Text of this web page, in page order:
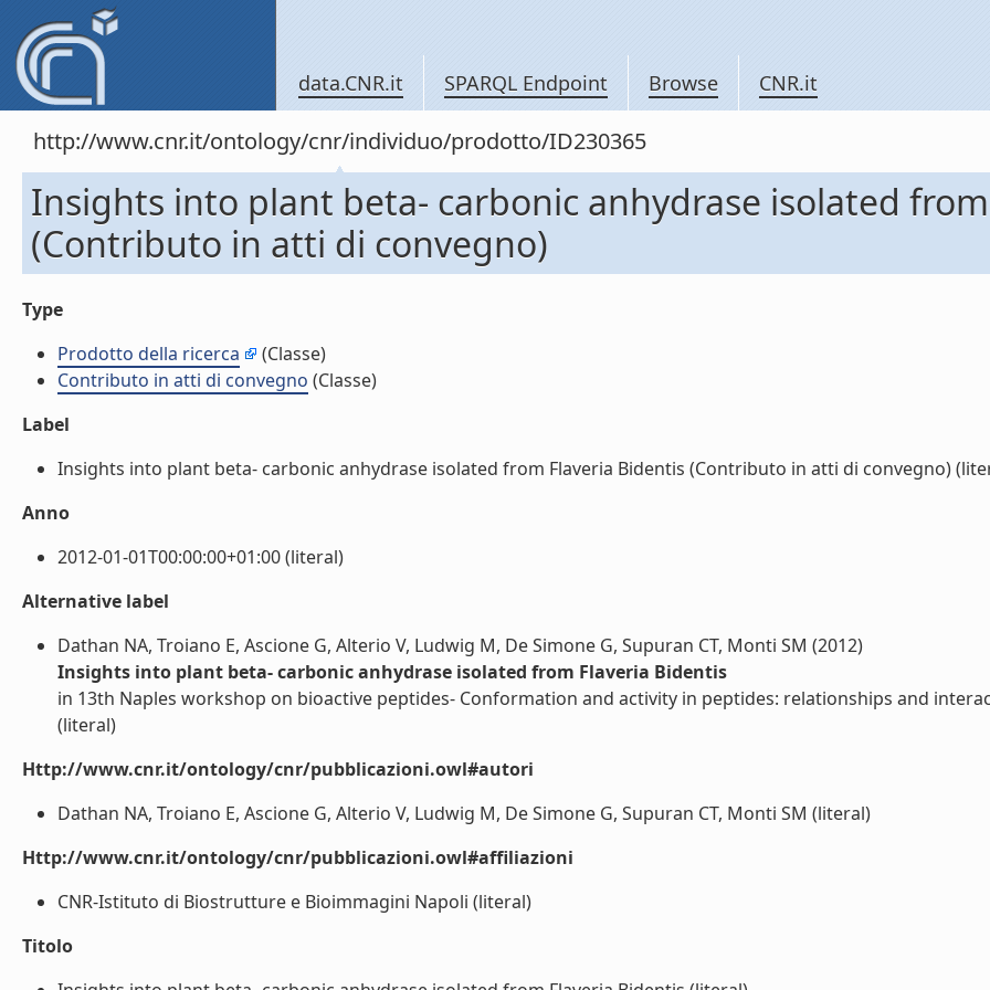
data.CNR.it SPARQL Endpoint Browse CNR.it
http://www.cnr.it/ontology/cnr/individuo/prodotto/ID230365
Insights into plant beta- carbonic anhydrase isolated
(Contributo in atti di convegno)
Type
Prodotto della ricerca
(Classe)
Contributo in atti di convegno (Classe)
Label
Insights into plant beta- carbonic anhydrase isolated from Flaveria Bidentis (Contributo in atti di convegno)
Anno
2012-01-01T00:00:00+01:00 (literal)
Alternative label
Dathan NA, Troiano E, Ascione G, Alterio V, Ludwig M, De Simone G, Supuran CT, Monti SM (2012)
Insights into plant beta- carbonic anhydrase isolated from Flaveria Bidentis
in 13th Naples workshop on bioactive peptides- Conformation and activity in peptides: relationships and
(literal)
Http://www.cnr.it/ontology/cnr/pubblicazioni.owl#autori
Dathan NA, Troiano E, Ascione G, Alterio V, Ludwig M, De Simone G, Supuran CT, Monti SM (literal)
Http://www.cnr.it/ontology/cnr/pubblicazioni.owl#affiliazioni
CNR-Istituto di Biostrutture e Bioimmagini Napoli (literal)
Titolo